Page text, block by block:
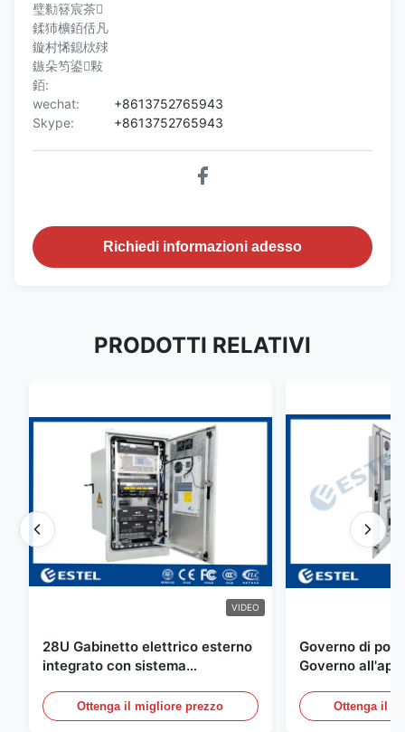
璧勬簮宸茶
鍒犻櫎銆佸凡
鏇村悕鎴栨殏
鏃朵笉鍙敤
銆:
wechat:
+8613752765943
Skype:
+8613752765943
Richiedi informazioni adesso
PRODOTTI RELATIVI
VIDEO
28U Gabinetto elettrico esterno
integrato con sistema
Ottenga il migliore prezzo
Governo di
Governo
sensore
della porta
Ottenga il